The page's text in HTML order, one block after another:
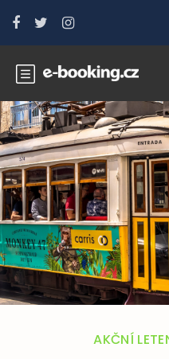
AKČNÍ